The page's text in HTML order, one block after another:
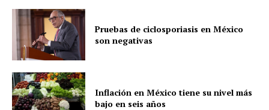
Pruebas de ciclosporiasis en México
son negativas
Inflación en México tiene su nivel más
bajo en seis años